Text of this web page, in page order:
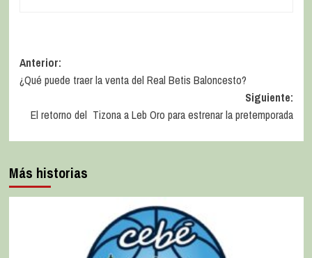
Anterior:
¿Qué puede traer la venta del Real Betis Baloncesto?
Siguiente:
El retorno del Tizona a Leb Oro para estrenar la pretemporada
Más historias